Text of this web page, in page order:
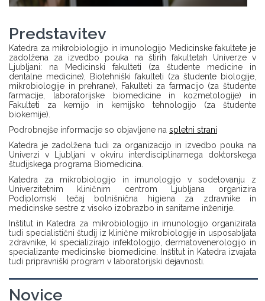
Predstavitev
Katedra za mikrobiologijo in imunologijo Medicinske fakultete je
zadolžena za izvedbo pouka na štirih fakultetah Univerze v
Ljubljani: na Medicinski fakulteti (za študente medicine in
dentalne medicine), Biotehniški fakulteti (za študente biologije,
mikrobiologije in prehrane), Fakulteti za farmacijo (za študente
farmacije, laboratorijske biomedicine in kozmetologije) in
Fakulteti za kemijo in kemijsko tehnologijo (za študente
biokemije).
Podrobnejše informacije so objavljene na spletni strani
Katedra je zadolžena tudi za organizacijo in izvedbo pouka na
Univerzi v Ljubljani v okviru interdisciplinarnega doktorskega
študijskega programa Biomedicina.
Katedra za mikrobiologijo in imunologijo v sodelovanju z
Univerzitetnim kliničnim centrom Ljubljana organizira
Podiplomski tečaj bolnišnična higiena za zdravnike in
medicinske sestre z visoko izobrazbo in sanitarne inženirje.
Inštitut in Katedra za mikrobiologijo in imunologijo organizirata
tudi specialistični študij iz klinične mikrobiologije in usposabljata
zdravnike, ki specializirajo infektologijo, dermatovenerologijo in
specializante medicinske biomedicine. Inštitut in Katedra izvajata
tudi pripravniški program v laboratorijski dejavnosti.
Novice